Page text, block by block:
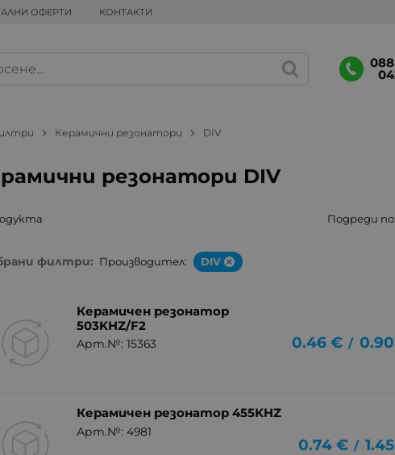
ОФЕРТИ КОНТАКТИ
Керамични резонатори DIV
резонатори DIV
Подреди по:
филтри: Производител: DIV
Керамичен резонатор
503KHZ/F2
Арт.№: 15363 0.46 € / 0.90
Керамичен резонатор 455KHZ
Арт.№: 4981
0.74 € / 1.45